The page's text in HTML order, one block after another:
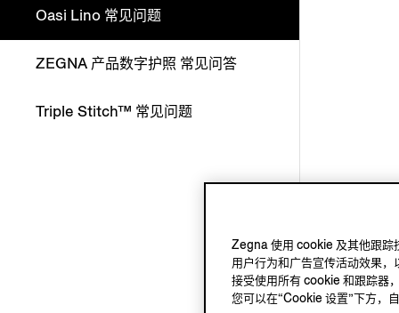
Oasi Lino 常见问题
ZEGNA 产品数字护照 常见问答
Triple Stitch™ 常见问题
Zegna 使用 cookie 及其他跟踪
用户行为和广告宣传活动效果
接受使用所有 cookie 和跟踪器
您可以在“Cookie 设置”下方，